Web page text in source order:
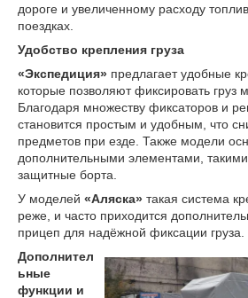
дороге и увеличенному расходу
поездках.
Удобство крепления груза
«Экспедиция» предлагает удобные
которые позволяют фиксировать груз
Благодаря множеству фиксаторов и
становится простым и удобным, что
предметов при езде. Также модели
дополнительными элементами, такими
защитные борта.
У моделей «Аляска» такая система
реже, и часто приходится
прицеп для надёжной фиксации груза.
Дополнител
ьные
функции и